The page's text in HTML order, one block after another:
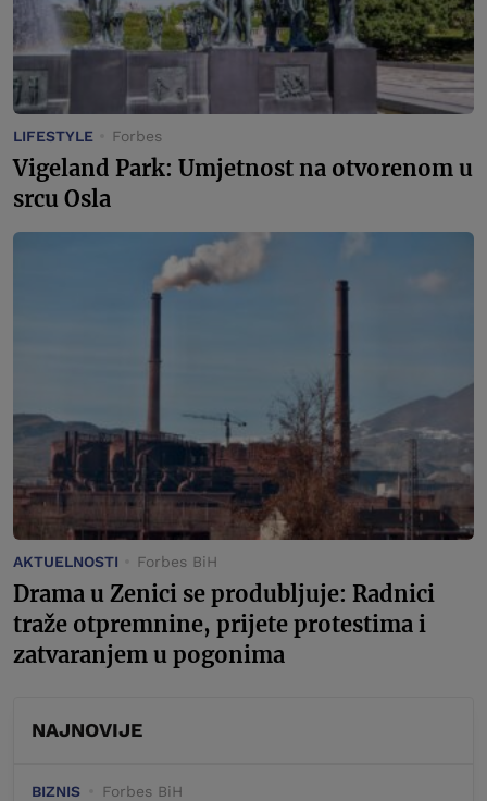
LIFESTYLE Forbes
Vigeland Park: Umjetnost na otvorenom u
srcu Osla
AKTUELNOSTI Forbes BiH
Drama u Zenici se produbljuje: Radnici
traže otpremnine, prijete protestima i
zatvaranjem u pogonima
NAJNOVIJE
BIZNIS Forbes BiH